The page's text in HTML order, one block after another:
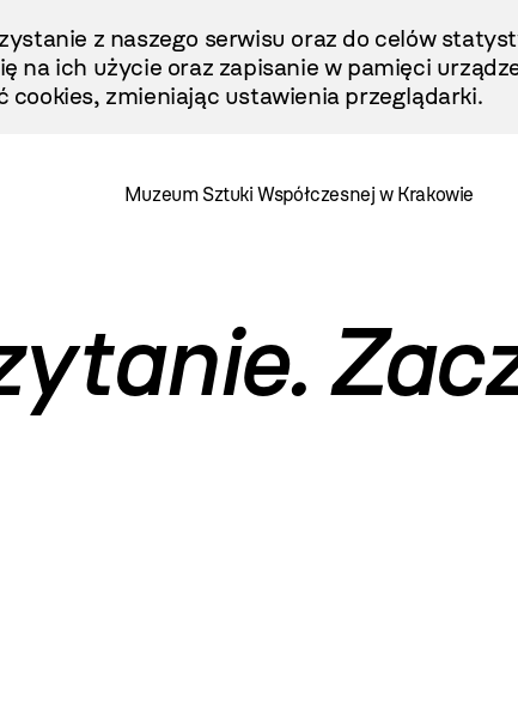
z naszego serwisu oraz do celów
na ich użycie oraz zapisanie w pamięci
cookies, zmieniając ustawienia przeglądarki.
Muzeum Sztuki Współczesnej w Krakowie